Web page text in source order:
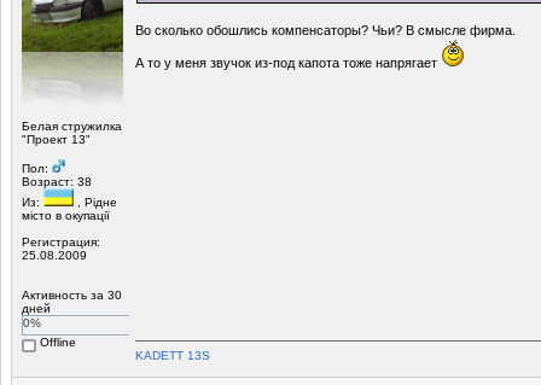
Белая стружилка
"Проект 13"
Пол:
Возраст: 38
Из:
, Рiдне
мicто в окупацiї
Регистрация:
25.08.2009
Активность за 30
дней
0%
Offline
Во сколько обошлись компенсаторы? Чьи? В смысле фирма.
А то у меня звучок из-под капота тоже напрягает
KADETT 13S